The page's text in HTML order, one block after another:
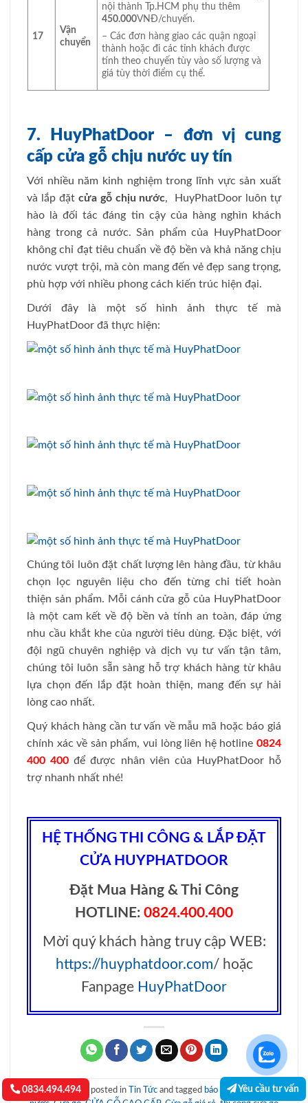
17
Vận
chuyển
nội thành Tp.HCM phụ thu thêm
450.000VNĐ/chuyến.
– Các đơn hàng giao các quận ngoại
thành hoặc đi các tỉnh khách được
tính theo chuyến tùy vào số lượng và
giá tùy thời điểm cụ thể.
7. HuyPhatDoor – đơn vị cung
cấp cửa gỗ chịu nước uy tín
Với nhiều năm kinh nghiệm trong lĩnh vực sản xuất
và lắp đặt cửa gỗ chịu nước, HuyPhatDoor luôn tự
hào là đối tác đáng tin cậy của hàng nghìn khách
hàng trong cả nước. Sản phẩm của HuyPhatDoor
không chỉ đạt tiêu chuẩn về độ bền và khả năng chịu
nước vượt trội, mà còn mang đến vẻ đẹp sang trọng,
phù hợp với nhiều phong cách kiến trúc hiện đại.
Dưới đây là một số hình ảnh thực tế mà
HuyPhatDoor đã thực hiện:
Chúng tôi luôn đặt chất lượng lên hàng đầu, từ khâu
chọn lọc nguyên liệu cho đến từng chi tiết hoàn
thiện sản phẩm. Mỗi cánh cửa gỗ của HuyPhatDoor
là một cam kết về độ bền và tính an toàn, đáp ứng
nhu cầu khắt khe của người tiêu dùng. Đặc biệt, với
đội ngũ chuyên nghiệp và dịch vụ tư vấn tận tâm,
chúng tôi luôn sẵn sàng hỗ trợ khách hàng từ khâu
lựa chọn đến lắp đặt hoàn thiện, mang đến sự hài
lòng cao nhất.
Quý khách hàng cần tư vấn về mẫu mã hoặc báo giá
chính xác về sản phẩm, vui lòng liên hệ hotline 0824
400 400 để được nhân viên của HuyPhatDoor hỗ
trợ nhanh nhất nhé!
HỆ THỐNG THI CÔNG & LẮP ĐẶT
CỬA HUYPHATDOOR
Đặt Mua Hàng & Thi Công
HOTLINE: 0824.400.400
Mời quý khách hàng truy cập WEB:
https://huyphatdoor.com/ hoặc
Fanpage HuyPhatDoor
This entry was posted in Tin Tức and tagged báo giá cửa gỗ chịu
0834.494.494 Yêu cầu tư vấn